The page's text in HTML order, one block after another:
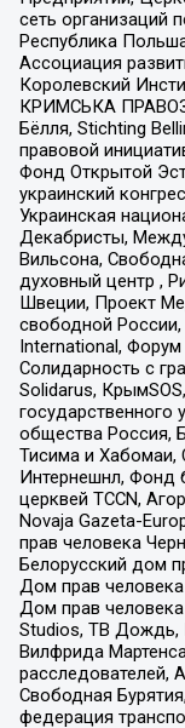
сеть организаций
Республика
Ассоциация
Королевский
КРИМСЬКА
Бёлля, Stichting
правовой
Фонд Открытой
украинский
Украинская
Декабристы,
Вильсона,
духовный центр ,
Швеции, Проект
свободной
International,
Солидарность с
Solidarus,
государственного
общества Россия,
Тисима и Хабомаи,
Интернешнл, Фонд
церквей TCCN,
Novaja Gazeta-
прав человека
Белорусский дом
Дом прав
Дом прав
Studios, ТВ Дождь,
Вилфрида
Свободная
федерация